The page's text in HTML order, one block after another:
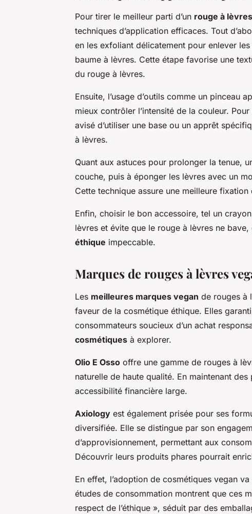
Pour tirer le meilleur parti d’un rouge à
techniques d’application efficaces. Tout
en les exfoliant délicatement pour enlever
baume à lèvres. Cette étape favorise une
du rouge à lèvres.
Ensuite, l’usage d’outils comme un pinceau
mieux contrôler l’intensité de la couleur.
avisé d’utiliser une base ou un apprêt
à lèvres.
Quant aux astuces pour prolonger la tenue,
couche, puis à éponger les lèvres avec un
Cette technique assure une meilleure
Enfin, choisir le bon accessoire, tel un
lèvres et évite que le rouge à lèvres ne
éthique impeccable.
Marques de rouges à lèvres
Les meilleures marques vegan de rouges à
faveur de la cosmétique éthique. Elles
consommateurs soucieux d’un achat
cosmétiques à explorer.
Olio E Osso offre une gamme de rouges à
naturelle de haute qualité. En maintenant
accessibilité financière large.
Axiology est également prisée pour ses
diversifiée. Elle se distingue par son
d’approvisionnement, permettant aux
Découvrir leurs produits phares pourrait
En effet, l’adoption de cosmétiques vegan
études de consommation montrent que ces
respect de l’éthique », séduit par des